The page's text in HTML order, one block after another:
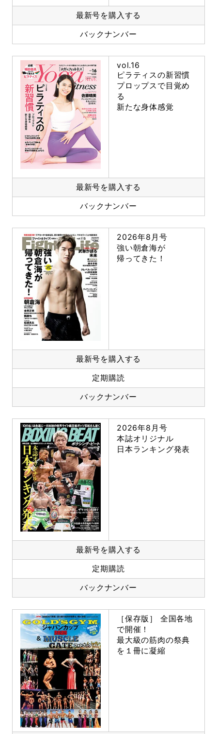
最新号を購入する
バックナンバー
vol.16
ピラティスの新習慣
プロップスで目覚め
る
新たな身体感覚
最新号を購入する
バックナンバー
2026年8月号
強い朝倉海が
帰ってきた！
最新号を購入する
定期購読
バックナンバー
2026年8月号
本誌オリジナル
日本ランキング発表
最新号を購入する
定期購読
バックナンバー
［保存版］ 全国各地
で開催！
最大級の筋肉の祭典
を１冊に凝縮